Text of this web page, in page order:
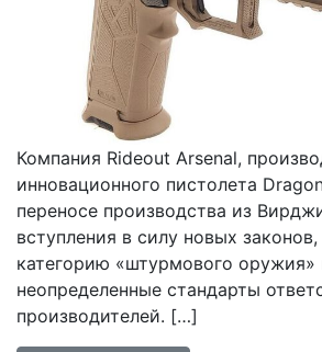
Компания Rideout Arsenal,
инновационного пистолета
переносе производства из
вступления в силу новых
категорию «штурмового
неопределенные стандарты
производителей. […]